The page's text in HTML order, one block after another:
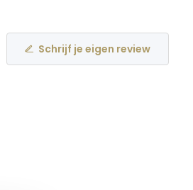
Schrijf je eigen review